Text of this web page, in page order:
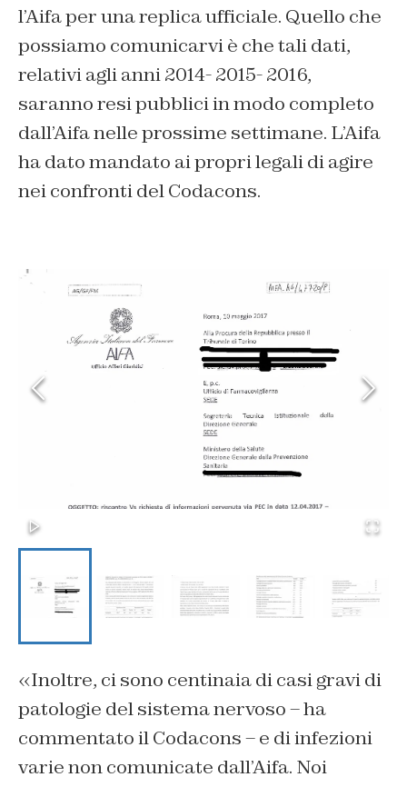
l’Aifa per una replica ufficiale. Quello che
possiamo comunicarvi è che tali dati,
relativi agli anni 2014- 2015- 2016,
saranno resi pubblici in modo completo
dall’Aifa nelle prossime settimane. L’Aifa
ha dato mandato ai propri legali di agire
nei confronti del Codacons.
«Inoltre, ci sono centinaia di casi gravi di
patologie del sistema nervoso – ha
commentato il Codacons – e di infezioni
varie non comunicate dall’Aifa. Noi